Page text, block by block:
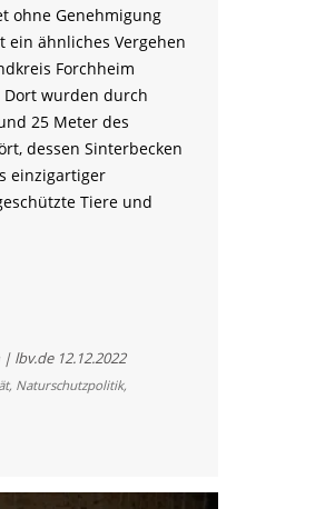
ohne Genehmigung
ein ähnliches Vergehen
Forchheim
wurden durch
25 Meter des
dessen Sinterbecken
einzigartiger
Tiere und
| lbv.de 12.12.2022
, Naturschutzpolitik,